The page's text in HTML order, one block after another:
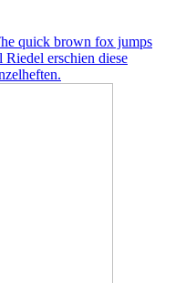
quick brown fox jumps
erschien diese